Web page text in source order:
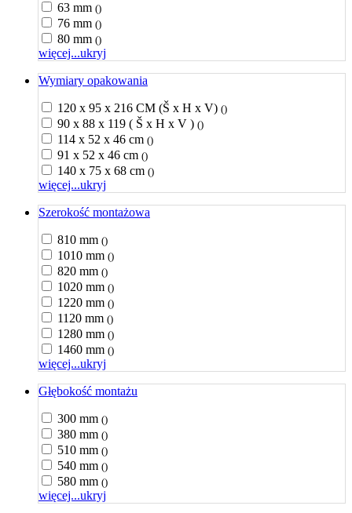
63 mm ()
76 mm ()
80 mm ()
więcej...ukryj
Wymiary opakowania
120 x 95 x 216 CM (Š x H x V) ()
90 x 88 x 119 ( Š x H x V ) ()
114 x 52 x 46 cm ()
91 x 52 x 46 cm ()
140 x 75 x 68 cm ()
więcej...ukryj
Szerokość montażowa
810 mm ()
1010 mm ()
820 mm ()
1020 mm ()
1220 mm ()
1120 mm ()
1280 mm ()
1460 mm ()
więcej...ukryj
Głębokość montażu
300 mm ()
380 mm ()
510 mm ()
540 mm ()
580 mm ()
więcej...ukryj